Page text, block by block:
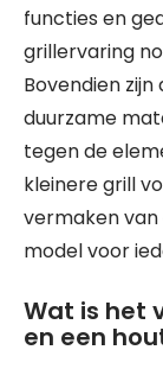
functies en
grillervaring
Bovendien
duurzame
tegen de
kleinere grill
vermaken van
model voor
Wat is het
en een